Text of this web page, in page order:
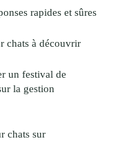
rapides et sûres
chats à découvrir
un festival de
la gestion
chats sur